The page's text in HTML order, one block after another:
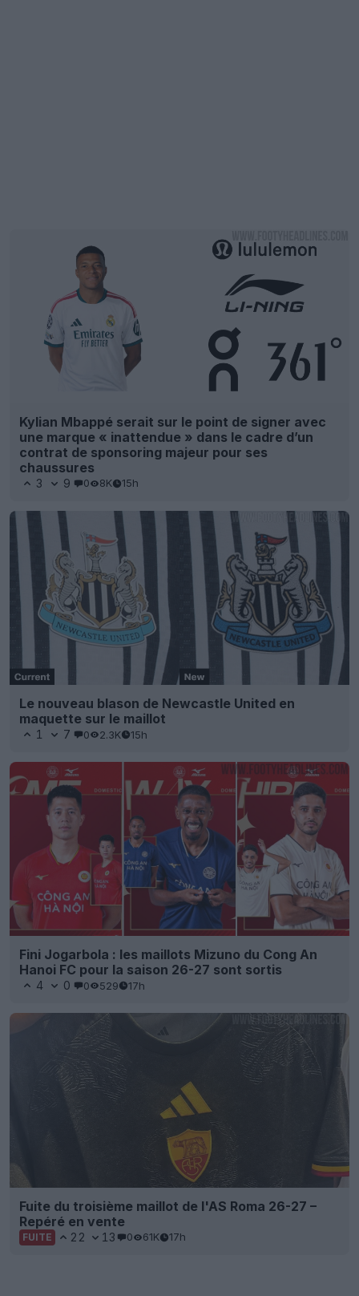
Kylian Mbappé serait sur le point de signer avec
une marque « inattendue » dans le cadre d’un
contrat de sponsoring majeur pour ses
chaussures
3 9 0 8K 15h
Le nouveau blason de Newcastle United en
maquette sur le maillot
1 7 0 2.3K 15h
Fini Jogarbola : les maillots Mizuno du Cong An
Hanoi FC pour la saison 26-27 sont sortis
4 0 0 529 17h
Fuite du troisième maillot de l'AS Roma 26-27 –
Repéré en vente
FUITE 22 13 0 61K 17h